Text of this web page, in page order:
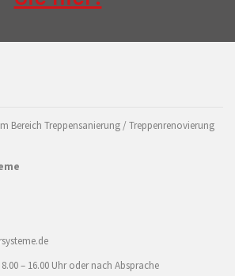
Bereich Treppensanierung / Treppenrenovierung
– 16.00 Uhr oder nach Absprache